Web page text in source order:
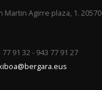
Martin Agirre plaza, 1. 20570
91 32 - 943 77 91 27